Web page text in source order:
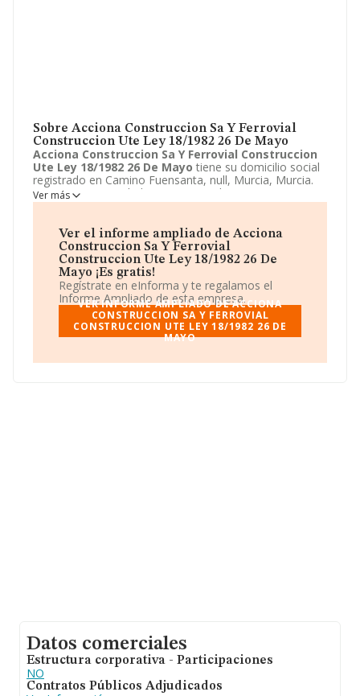
Sobre Acciona Construccion Sa Y Ferrovial
Construccion Ute Ley 18/1982 26 De Mayo
Acciona Construccion Sa Y Ferrovial Construccion
Ute Ley 18/1982 26 De Mayo tiene su domicilio social
registrado en Camino Fuensanta, null, Murcia, Murcia.
Enmarca su actividad CNAE principal como 9499 - Otras
actividades asociativas n.c.o.p..Acciona Construccion
Mayoaparece inscrita como Unión temporal de
empresas.
Ver más
Ver el informe ampliado de Acciona
Construccion Sa Y Ferrovial
Construccion Ute Ley 18/1982 26 De
Mayo ¡Es gratis!
Regístrate en eInforma y te regalamos el
Informe Ampliado de esta empresa.
VER INFORME AMPLIADO DE ACCIONA
CONSTRUCCION SA Y FERROVIAL
CONSTRUCCION UTE LEY 18/1982 26 DE
MAYO
Datos comerciales
Estructura corporativa - Participaciones
NO
Contratos Públicos Adjudicados